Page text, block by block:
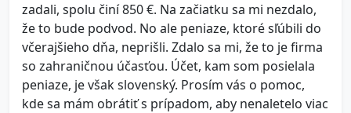
zadali, spolu činí 850 €. Na začiatku sa mi nezdalo,
že to bude podvod. No ale peniaze, ktoré sľúbili do
včerajšieho dňa, neprišli. Zdalo sa mi, že to je firma
so zahraničnou účasťou. Účet, kam som posielala
peniaze, je však slovenský. Prosím vás o pomoc,
kde sa mám obrátiť s prípadom, aby nenaletelo viac